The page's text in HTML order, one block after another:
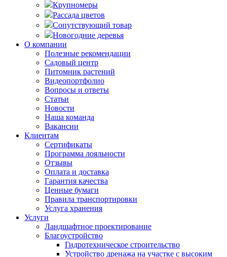
Крупномеры
Рассада цветов
Сопутствующий товар
Новогодние деревья
О компании
Полезные рекомендации
Садовый центр
Питомник растений
Видеопортфолио
Вопросы и ответы
Статьи
Новости
Наша команда
Вакансии
Клиентам
Сертификаты
Программа лояльности
Отзывы
Оплата и доставка
Гарантия качества
Ценные бумаги
Правила транспортировки
Услуга хранения
Услуги
Ландшафтное проектирование
Благоустройство
Гидротехническое строительство
Устройство дренажа на участке с высоким